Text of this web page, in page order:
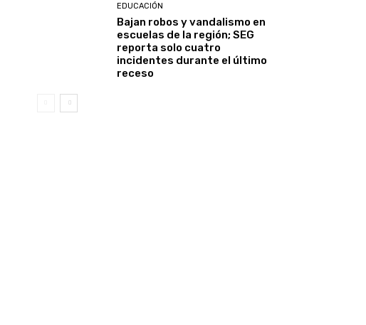
EDUCACIÓN
Bajan robos y vandalismo en
escuelas de la región; SEG
reporta solo cuatro
incidentes durante el último
receso